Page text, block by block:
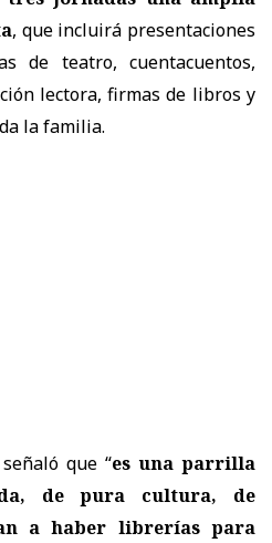
, que incluirá presentaciones
de teatro, cuentacuentos,
lectora, firmas de libros y
la familia.
que “es una parrilla
de pura cultura, de
a haber librerías para